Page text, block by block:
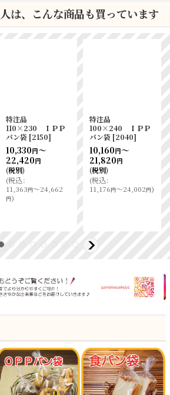
は、こんな商品も買っています
特注品
110×230 ＩＰＰ
パン袋 [2150]
10,330円～
22,420円
(税別)
(税込:
11,363円～24,662
円)
特注品
100×240 ＩＰＰ
パン袋 [2040]
10,160円～
21,820円
(税別)
(税込:
11,176円～24,002円)